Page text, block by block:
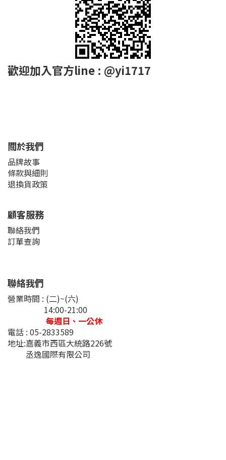
歡迎加入官方line : @yi1717
關於我們
品牌故事
條款與細則
退換貨政策
顧客服務
聯絡我們
訂單查詢
聯絡我們
營業時間 : (二)~(六)
14:00-21:00
每週日、一公休
電話 : 05-2833589
地址:嘉義市西區大統路226號
丞逸國際有限公司